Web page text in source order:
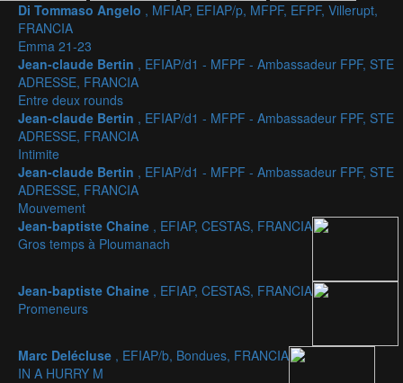
Di Tommaso Angelo , MFIAP, EFIAP/p, MFPF, EFPF, Villerupt,
FRANCIA
Emma 21-23
Jean-claude Bertin , EFIAP/d1 - MFPF - Ambassadeur FPF, STE
ADRESSE, FRANCIA
Entre deux rounds
Jean-claude Bertin , EFIAP/d1 - MFPF - Ambassadeur FPF, STE
ADRESSE, FRANCIA
Intimite
Jean-claude Bertin , EFIAP/d1 - MFPF - Ambassadeur FPF, STE
ADRESSE, FRANCIA
Mouvement
Jean-baptiste Chaine , EFIAP, CESTAS, FRANCIA
Gros temps à Ploumanach
Jean-baptiste Chaine , EFIAP, CESTAS, FRANCIA
Promeneurs
Marc Delécluse , EFIAP/b, Bondues, FRANCIA
IN A HURRY M